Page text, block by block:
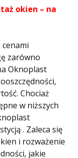
okien – na
zarówno
Oknoplast
Chociaż
w niższych
. Zaleca się
i rozważenie
jakie